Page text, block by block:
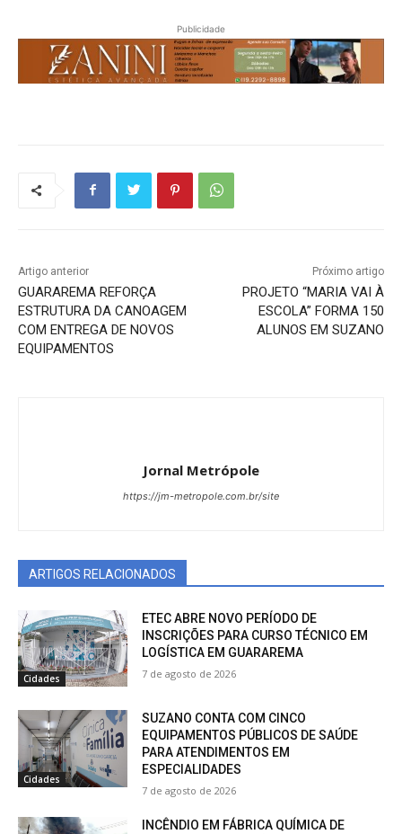
Publicidade
Artigo anterior
GUARAREMA REFORÇA
ESTRUTURA DA CANOAGEM
COM ENTREGA DE NOVOS
EQUIPAMENTOS
Próximo artigo
PROJETO “MARIA VAI À
ESCOLA” FORMA 150
ALUNOS EM SUZANO
Jornal Metrópole
https://jm-metropole.com.br/site
ARTIGOS RELACIONADOS
Cidades
ETEC ABRE NOVO PERÍODO DE
INSCRIÇÕES PARA CURSO TÉCNICO EM
LOGÍSTICA EM GUARAREMA
7 de agosto de 2026
Cidades
SUZANO CONTA COM CINCO
EQUIPAMENTOS PÚBLICOS DE SAÚDE
PARA ATENDIMENTOS EM
ESPECIALIDADES
7 de agosto de 2026
INCÊNDIO EM FÁBRICA QUÍMICA DE